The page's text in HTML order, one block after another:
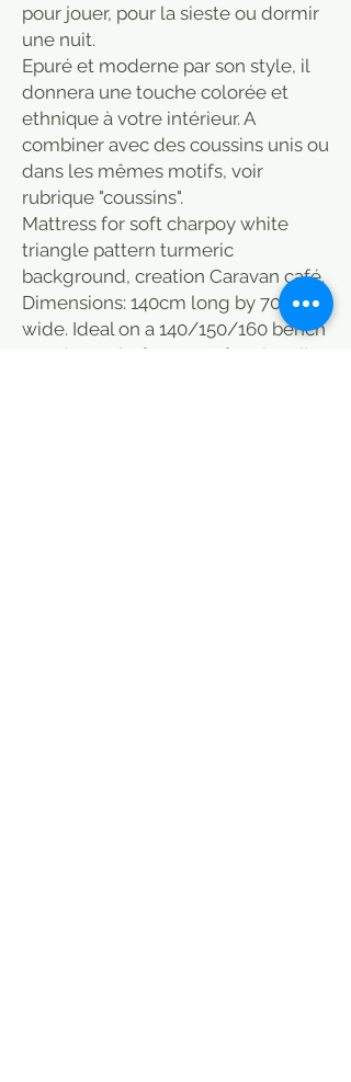
pour jouer, pour la sieste ou dormir
une nuit.
Epuré et moderne par son style, il
donnera une touche colorée et
ethnique à votre intérieur. A
combiner avec des coussins unis ou
dans les mêmes motifs, voir
rubrique "coussins".
Mattress for soft charpoy white
triangle pattern turmeric
background, creation Caravan café.
Dimensions: 140cm long by 70cm
wide. Ideal on a 140/150/160 bench
seat (stops before or at foot level).